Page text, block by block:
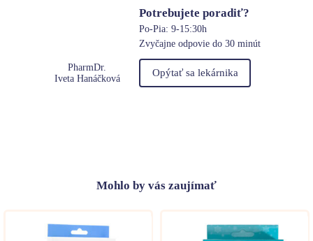
PharmDr.
Iveta Hanáčková
Potrebujete poradiť?
Po-Pia: 9-15:30h
Zvyčajne odpovie do 30 minút
Opýtať sa lekárnika
Mohlo by vás zaujímať